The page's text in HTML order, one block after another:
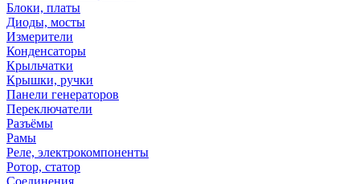
Блоки, платы
Диоды, мосты
Измерители
Конденсаторы
Крыльчатки
Крышки, ручки
Панели генераторов
Переключатели
Разъёмы
Рамы
Реле, электрокомпоненты
Ротор, статор
Соединения